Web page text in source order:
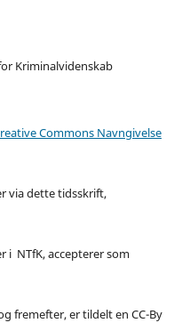
Kriminalvidenskab
Commons Navngivelse
via dette tidsskrift,
i NTfK, accepterer som
fremefter, er tildelt en CC-By